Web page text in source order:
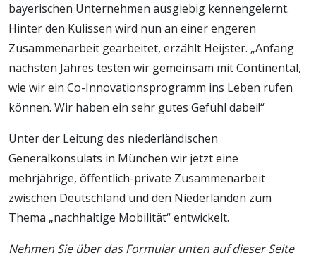
bayerischen Unternehmen ausgiebig kennengelernt.
Hinter den Kulissen wird nun an einer engeren
Zusammenarbeit gearbeitet, erzählt Heijster. „Anfang
nächsten Jahres testen wir gemeinsam mit Continental,
wie wir ein Co-Innovationsprogramm ins Leben rufen
können. Wir haben ein sehr gutes Gefühl dabei!“
Unter der Leitung des niederländischen
Generalkonsulats in München wir jetzt eine
mehrjährige, öffentlich-private Zusammenarbeit
zwischen Deutschland und den Niederlanden zum
Thema „nachhaltige Mobilität“ entwickelt.
Nehmen Sie über das Formular unten auf dieser Seite